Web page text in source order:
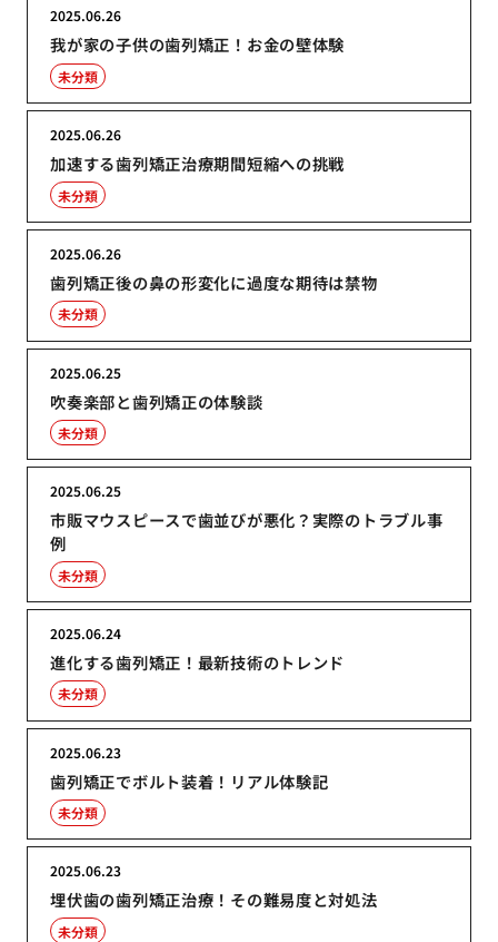
我が家の子供の歯列矯正！お金の壁体験
2025.06.26
未分類
加速する歯列矯正治療期間短縮への挑戦
2025.06.26
未分類
歯列矯正後の鼻の形変化に過度な期待は禁物
2025.06.26
未分類
吹奏楽部と歯列矯正の体験談
2025.06.25
未分類
市販マウスピースで歯並びが悪化？実際のトラブル事
例
2025.06.25
未分類
進化する歯列矯正！最新技術のトレンド
2025.06.24
未分類
歯列矯正でボルト装着！リアル体験記
2025.06.23
未分類
埋伏歯の歯列矯正治療！その難易度と対処法
2025.06.23
未分類